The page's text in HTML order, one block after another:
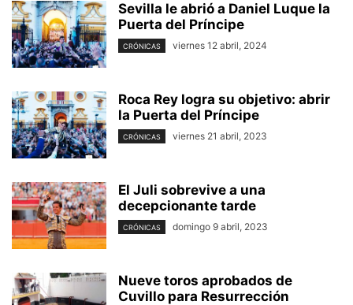
Sevilla le abrió a Daniel Luque la
Puerta del Príncipe
CRÓNICAS viernes 12 abril, 2024
Roca Rey logra su objetivo: abrir
la Puerta del Príncipe
CRÓNICAS viernes 21 abril, 2023
El Juli sobrevive a una
decepcionante tarde
CRÓNICAS domingo 9 abril, 2023
Nueve toros aprobados de
Cuvillo para Resurrección